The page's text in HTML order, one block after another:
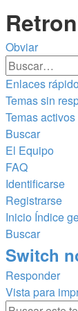
Obviar
Enlaces
Temas sin
Temas activos
Buscar
El Equipo
FAQ
Identificarse
Registrarse
Inicio Índice
Buscar
Switch
Responder
Vista para